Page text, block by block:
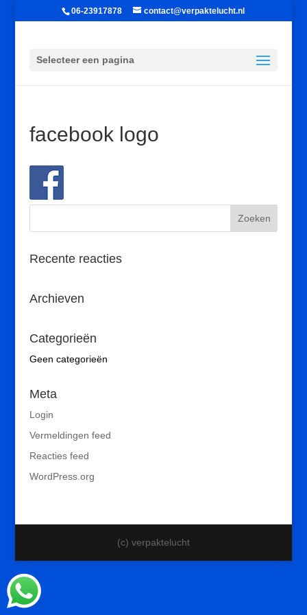
06-23917878 contact@verpaktelucht.nl
Selecteer een pagina
facebook logo
Recente reacties
Archieven
Categorieën
Geen categorieën
Meta
Login
Vermeldingen feed
Reacties feed
WordPress.org
(c) verpaktelucht